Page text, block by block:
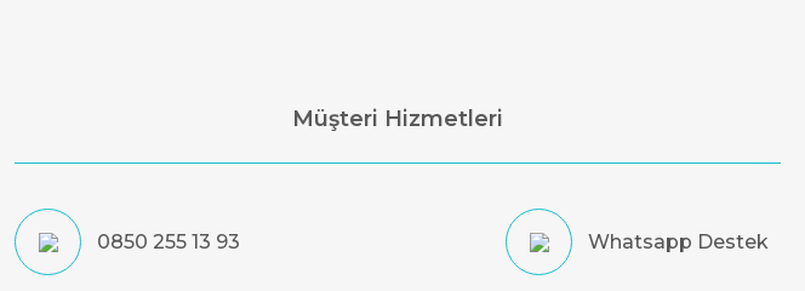
Müşteri Hizmetleri
0850 255 13 93 Whatsapp Destek